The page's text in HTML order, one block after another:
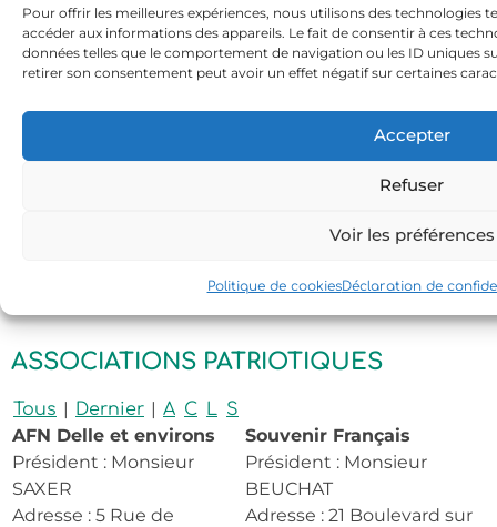
Pour offrir les meilleures expériences, nous utilisons des technologies
accéder aux informations des appareils. Le fait de consentir à ces
données telles que le comportement de navigation ou les ID uniques
retirer son consentement peut avoir un effet négatif sur certaines
Accepter
Refuser
Voir les préférences
Politique de cookiesDéclaration de
Les Amis des 4 saisons
(Animations pour
KLOPFENSTEIN
ASSOCIATIONS PATRIOTIQUES
Tous | Dernier | A C L S
AFN Delle et environs
Président : Monsieur
SAXER
Adresse : 5 Rue de
Souvenir Français
Président : Monsieur
BEUCHAT
Adresse : 21 Boulevard sur